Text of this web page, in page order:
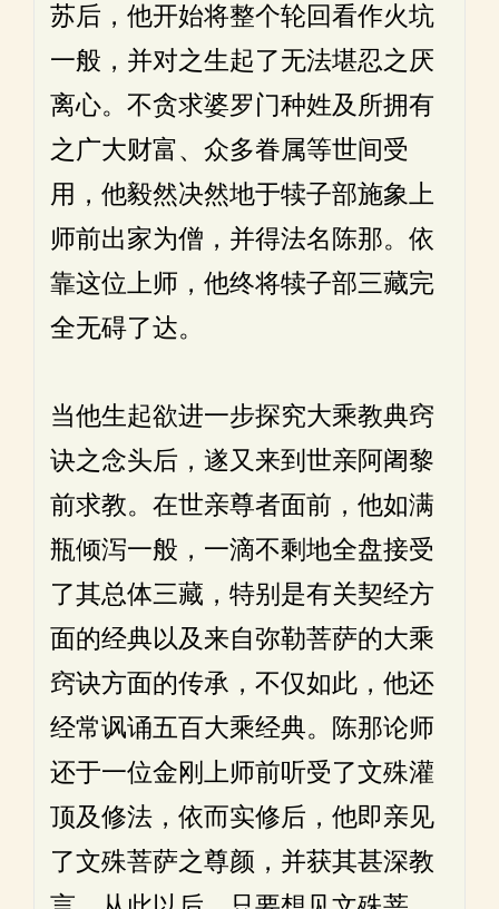
苏后，他开始将整个轮回看作火坑
一般，并对之生起了无法堪忍之厌
离心。不贪求婆罗门种姓及所拥有
之广大财富、众多眷属等世间受
用，他毅然决然地于犊子部施象上
师前出家为僧，并得法名陈那。依
靠这位上师，他终将犊子部三藏完
全无碍了达。
当他生起欲进一步探究大乘教典窍
诀之念头后，遂又来到世亲阿阇黎
前求教。在世亲尊者面前，他如满
瓶倾泻一般，一滴不剩地全盘接受
了其总体三藏，特别是有关契经方
面的经典以及来自弥勒菩萨的大乘
窍诀方面的传承，不仅如此，他还
经常讽诵五百大乘经典。陈那论师
还于一位金刚上师前听受了文殊灌
顶及修法，依而实修后，他即亲见
了文殊菩萨之尊颜，并获其甚深教